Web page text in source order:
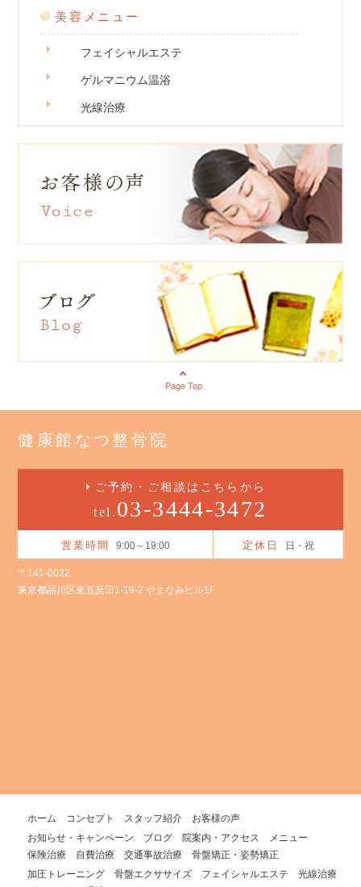
美容メニュー
フェイシャルエステ
ゲルマニウム温浴
光線治療
Page Top
健康館なつ整骨院
ご予約・ご相談はこちらから
tel. 03-3444-3472
営業時間 9:00～19:00 定休日 日・祝
〒141-0022
東京都品川区東五反田1-19-2 やまなみビル1F
ホーム コンセプト スタッフ紹介
お客様の声
お知らせ・キャンペーン
ブログ 院案内・アクセス
メニュー
保険治療
自費治療 交通事故治療
骨盤矯正・姿勢矯正
加圧トレーニング
骨盤エクササイズ フェイシャルエステ
光線治療